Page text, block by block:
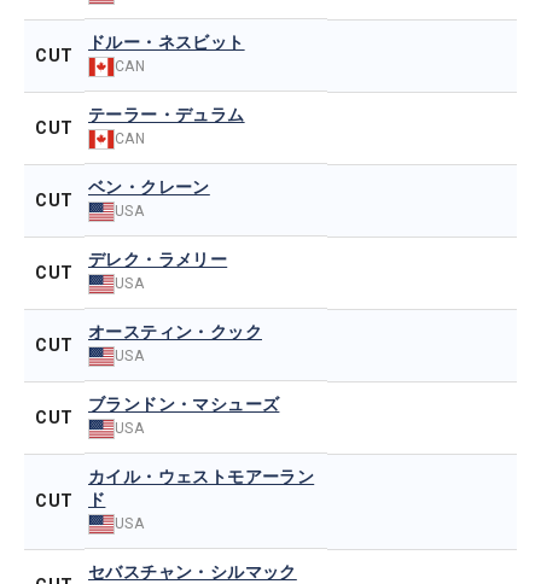
CUT
ドルー・ネスビット
CAN
CUT
テーラー・デュラム
CAN
CUT
ベン・クレーン
USA
CUT
デレク・ラメリー
USA
CUT
オースティン・クック
USA
CUT
ブランドン・マシューズ
USA
CUT
カイル・ウェストモアーラン
ド
USA
セバスチャン・シルマック